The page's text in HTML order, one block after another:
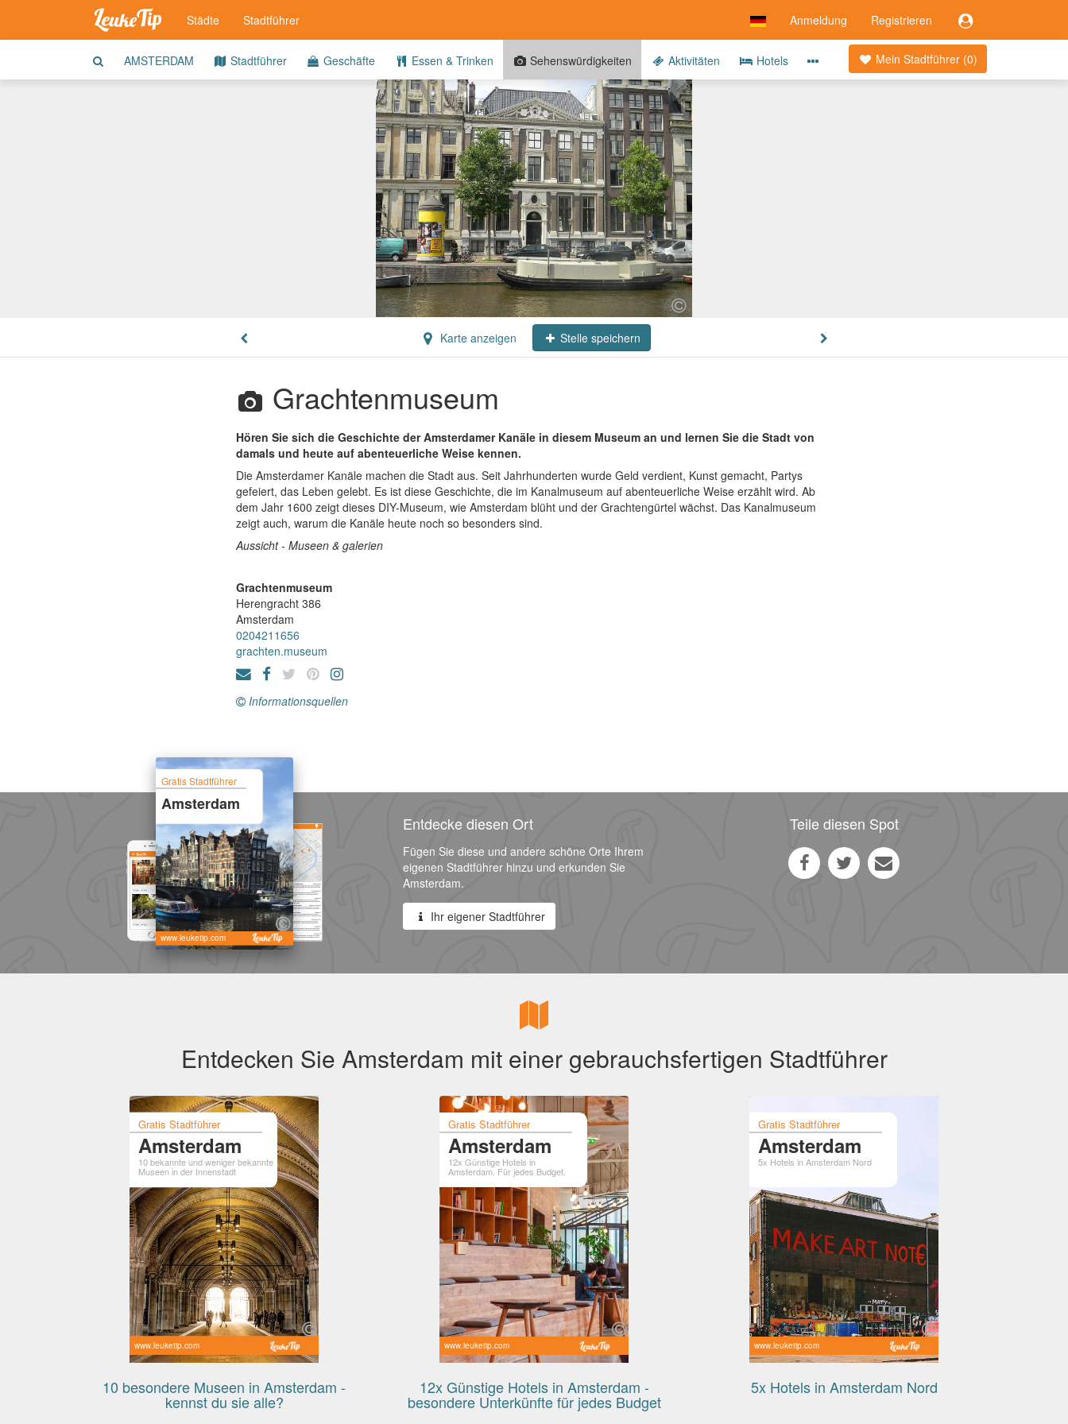
Anmeldung Registrieren
Städte Stadtführer
Mein Stadtführer (0)
AMSTERDAM Stadtführer Geschäfte Essen & Trinken Sehenswürdigkeiten Aktivitäten Hotels
Karte anzeigen Stelle speichern
Grachtenmuseum
Hören Sie sich die Geschichte der Amsterdamer Kanäle in diesem Museum an und lernen Sie die Stadt von
damals und heute auf abenteuerliche Weise kennen.
Die Amsterdamer Kanäle machen die Stadt aus. Seit Jahrhunderten wurde Geld verdient, Kunst gemacht, Partys
gefeiert, das Leben gelebt. Es ist diese Geschichte, die im Kanalmuseum auf abenteuerliche Weise erzählt wird. Ab
dem Jahr 1600 zeigt dieses DIY-Museum, wie Amsterdam blüht und der Grachtengürtel wächst. Das Kanalmuseum
zeigt auch, warum die Kanäle heute noch so besonders sind.
Aussicht - Museen & galerien
Grachtenmuseum
Herengracht 386
Amsterdam
0204211656
grachten.museum
Informationsquellen
Gratis Stadtführer
Amsterdam
www.leuketip.com
Entdecke diesen Ort
Fügen Sie diese und andere schöne Orte Ihrem
eigenen Stadtführer hinzu und erkunden Sie
Amsterdam.
Ihr eigener Stadtführer
Teile diesen Spot
Entdecken Sie Amsterdam mit einer gebrauchsfertigen Stadtführer
Gratis Stadtführer
Amsterdam
10 bekannte und weniger bekannte
Museen in der Innenstadt
www.leuketip.com
10 besondere Museen in Amsterdam -
kennst du sie alle?
Gratis Stadtführer
Amsterdam
12x Günstige Hotels in
Amsterdam. Für jedes Budget.
www.leuketip.com
12x Günstige Hotels in Amsterdam -
besondere Unterkünfte für jedes Budget
Gratis Stadtführer
Amsterdam
5x Hotels in Amsterdam Nord
www.leuketip.com
5x Hotels in Amsterdam Nord